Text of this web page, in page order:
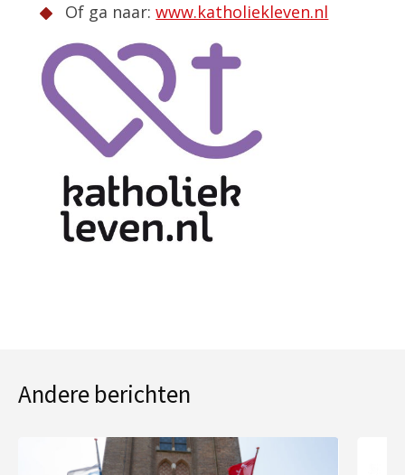
Of ga naar:www.katholiekleven.nl
Andere berichten